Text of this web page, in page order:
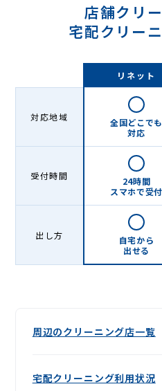
Lenet〈リ
ネ
店舗クリ
宅配クリー
リネット
対応地域
全国どこでも
対応
受付時間
24時間
スマホで受付
出し方
自宅から
出せる
周辺のクリーニング店一覧
宅配クリーニング利用状況